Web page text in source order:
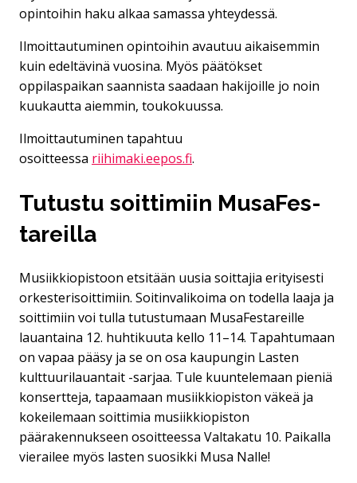
opintoihin haku alkaa samassa yhteydessä.
Ilmoittautuminen opintoihin avautuu aikaisemmin
kuin edeltävinä vuosina. Myös päätökset
oppilaspaikan saannista saadaan hakijoille jo noin
kuukautta aiemmin, toukokuussa.
Ilmoittautuminen tapahtuu
osoitteessa riihimaki.eepos.fi.
Tu­tus­tu­ soit­ti­miin Musa­Fes­
ta­reil­la
Musiikkiopistoon etsitään uusia soittajia erityisesti
orkesterisoittimiin. Soitinvalikoima on todella laaja ja
soittimiin voi tulla tutustumaan MusaFestareille
lauantaina 12. huhtikuuta kello 11–14. Tapahtumaan
on vapaa pääsy ja se on osa kaupungin Lasten
kulttuurilauantait -sarjaa. Tule kuuntelemaan pieniä
konsertteja, tapaamaan musiikkiopiston väkeä ja
kokeilemaan soittimia musiikkiopiston
päärakennukseen osoitteessa Valtakatu 10. Paikalla
vierailee myös lasten suosikki Musa Nalle!